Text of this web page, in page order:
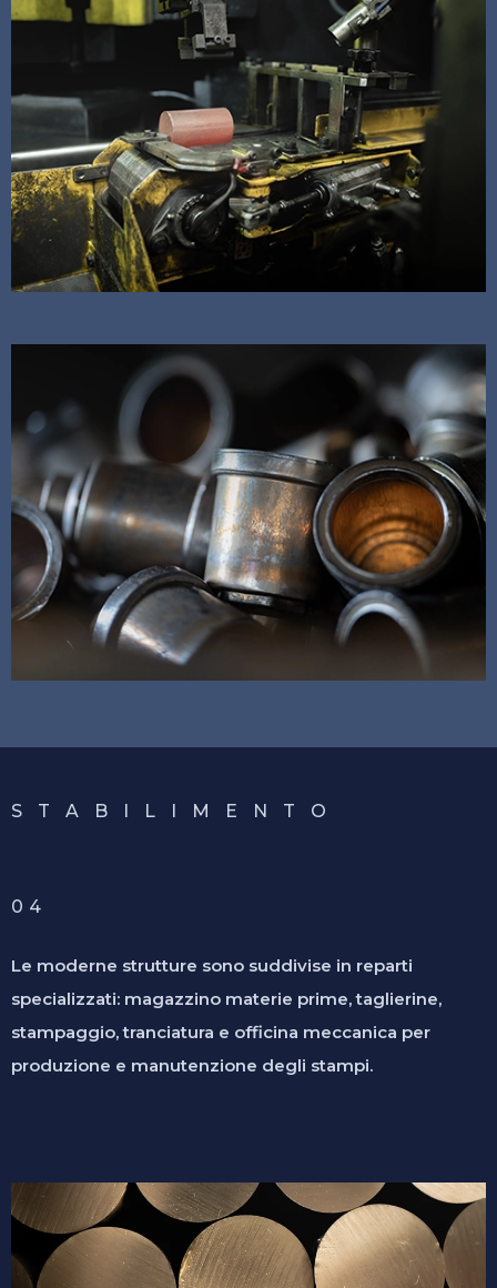
S T A B I L I M E N T O
04
Le moderne strutture sono suddivise in reparti
specializzati: magazzino materie prime, taglierine,
stampaggio, tranciatura e officina meccanica per
produzione e manutenzione degli stampi.